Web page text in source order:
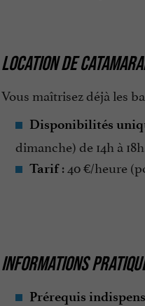
LOCATION DE
Vous maîtrisez déjà les
Disponibilités
dimanche) de 14h à
Tarif: 40 €/heure
INFORMATIONS
Prérequis